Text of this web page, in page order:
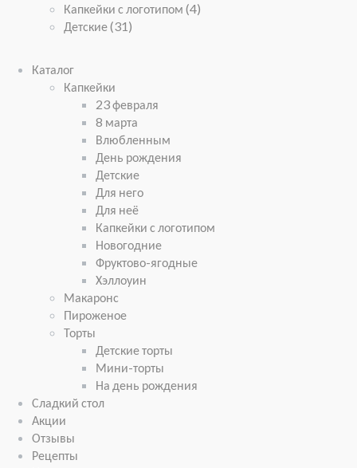
Капкейки с логотипом (4)
Детские(31)
Каталог
Капкейки
23 февраля
8 марта
Влюбленным
День рождения
Детские
Для него
Для неё
Капкейки с логотипом
Новогодние
Фруктово-ягодные
Хэллоуин
Макаронс
Пироженое
Торты
Детские торты
Мини-торты
На день рождения
Сладкий стол
Акции
Отзывы
Рецепты